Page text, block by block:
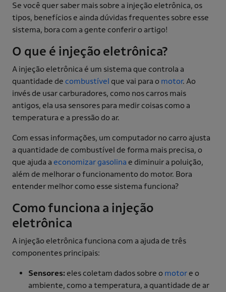
Se você quer saber mais sobre a injeção eletrônica, os
tipos, benefícios e ainda dúvidas frequentes sobre esse
sistema, bora com a gente conferir o artigo!
O que é injeção eletrônica?
A injeção eletrônica é um sistema que controla a
quantidade de combustível que vai para o motor. Ao
invés de usar carburadores, como nos carros mais
antigos, ela usa sensores para medir coisas como a
temperatura e a pressão do ar.
Com essas informações, um computador no carro ajusta
a quantidade de combustível de forma mais precisa, o
que ajuda a economizar gasolina e diminuir a poluição,
além de melhorar o funcionamento do motor. Bora
entender melhor como esse sistema funciona?
Como funciona a injeção
eletrônica
A injeção eletrônica funciona com a ajuda de três
componentes principais:
Sensores:eles coletam dados sobre o motore o
ambiente, como a temperatura, a quantidade de ar